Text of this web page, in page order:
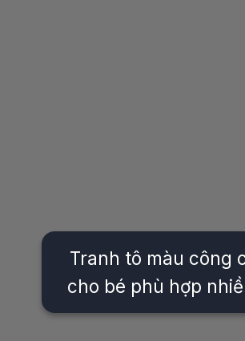
Tranh tô màu công
cho bé phù hợp